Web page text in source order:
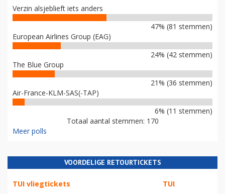
Verzin alsjeblieft iets anders
47% (81 stemmen)
European Airlines Group (EAG)
24% (42 stemmen)
The Blue Group
21% (36 stemmen)
Air-France-KLM-SAS(-TAP)
6% (11 stemmen)
Totaal aantal stemmen: 170
Meer polls
VOORDELIGE RETOURTICKETS
TUI vliegtickets TUI